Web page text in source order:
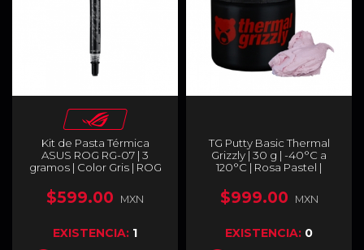
Kit de Pasta Térmica
ASUS ROG RG-07 | 3
gramos | Color Gris | ROG
$599.00 MXN
EXISTENCIA: 1
TG Putty Basic Thermal
Grizzly | 30 g | -40°C a
120°C | Rosa Pastel |
Pads | TG-P-B-030-R
$999.00 MXN
EXISTENCIA: 0